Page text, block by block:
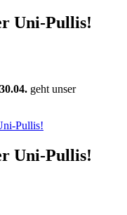
Uni-Pullis!
geht unser
Pullis!
Uni-Pullis!